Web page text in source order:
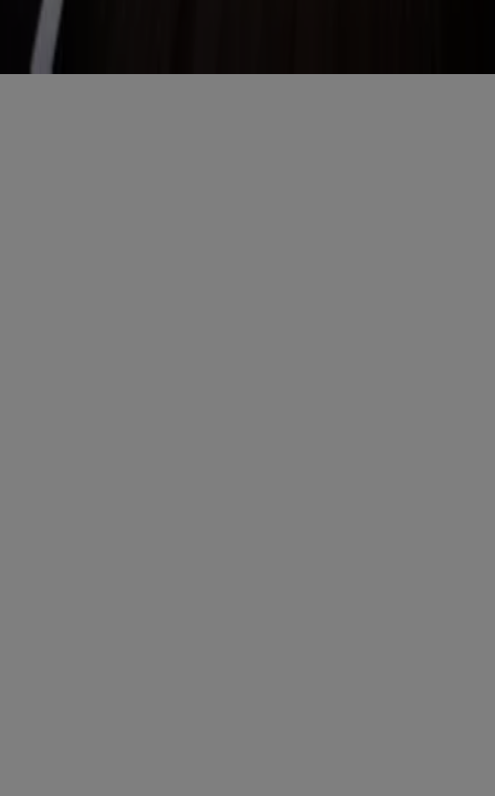
Bedingungen und Konditionen
Cookies verwalten